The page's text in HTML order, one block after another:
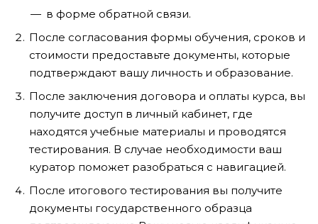
в форме обратной связи.
После согласования формы обучения, сроков и
стоимости предоставьте документы, которые
подтверждают вашу личность и образование.
После заключения договора и оплаты курса, вы
получите доступ в личный кабинет, где
находятся учебные материалы и проводятся
тестирования. В случае необходимости ваш
куратор поможет разобраться с навигацией.
После итогового тестирования вы получите
документы государственного образца